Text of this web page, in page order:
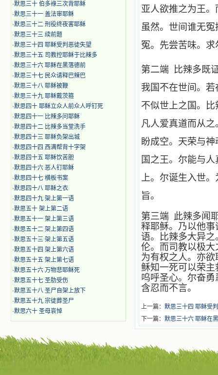
·默思三十 伯多祿三次背耶稣
·默思三十一 盖法审耶稣
·默思三十二 刑役终夜害耶稣
·默思三十三 续前题
·默思三十四 耶稣受判恶徒失望
·默思三十五 司教控耶稣于比辣多
·默思三十六 耶稣在黑落德前
·默思三十七 民众请释巴辣巴
·默思三十八 耶稣被鞭
·默思三十九 耶稣戴茨箍
·默思四十 耶稣立众人前众人呼钉死
·默思四十一 比辣多问耶稣
·默思四十二 比辣多当堂洗手
·默思四十三 耶稣负架出城
·默思四十四 西满帮背十字架
·默思四十五 耶稣饮苦胆
·默思四十六 恶人钉耶稣
·默思四十七 横板书案
·默思四十八 耶稣之衣
·默思四十九 架上第一语
·默思五十 架上第二语
·默思五十一 架上第三语
·默思五十二 架上第四语
·默思五十三 架上第五语
·默思五十四 架上第六语
·默思五十五 架上第七语
·默思五十六 万物悲耶稣死
·默思五十七 圣肋受伤
·默思五十八 圣尸自架上放下
·默思五十九 宗徒葬圣尸
·默思六十 圣母哀悼
亚人欲推之为王
虽然。世间谁无
冤。先尝苦味。
第二端 比辣多既
我国不在世间。
不似世上之国。
凡人爱真道而从
盼成空。天荣与
国之王。尔能与
上。尔诞生入世
旨。
第三端 此辣多闻
释耶稣。乃以他
语。比辣多大异
伦。而司教以极
为有权之人。亦
稣知一死可以荣
呜呼圣心。尔奋
含忍而不言。
上一篇： 默思三十四 耶稣受
下一篇： 默思三十六 耶稣在